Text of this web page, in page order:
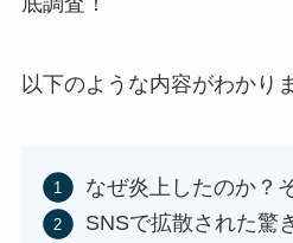
以下のような内容がわかり
なぜ炎上したのか？
SNSで拡散された驚